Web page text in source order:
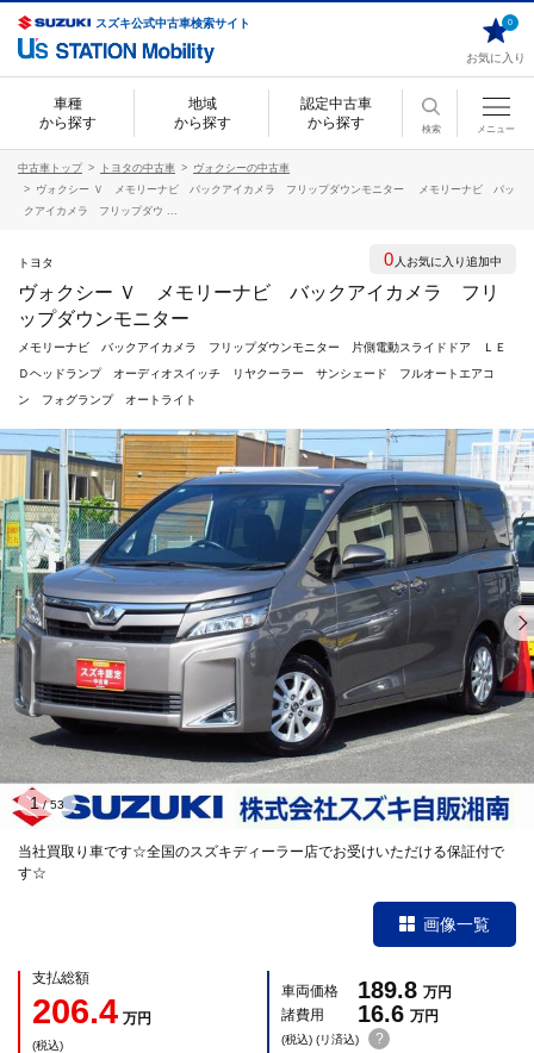
スズキ公式中古車検索サイト
お気に入り
0
車種
から探す
地域
から探す
認定中古車
から探す
検索 メニュー
中古車トップ トヨタの中古車
ヴォクシーの中古車
ヴォクシー Ｖ メモリーナビ バックアイカメラ フリップダウンモニター メモリーナビ バッ
クアイカメラ フリップダウ ...
トヨタ
ヴォクシー Ｖ メモリーナビ バックアイカメラ フリ
ップダウンモニター
メモリーナビ バックアイカメラ フリップダウンモニター 片側電動スライドドア ＬＥ
Ｄヘッドランプ オーディオスイッチ リヤクーラー サンシェード フルオートエアコ
ン フォグランプ オートライト
当社買取り車です☆全国のスズキディーラー店でお受けいただける保証付で
す☆
1/53
画像一覧
支払総額
206.4 万円
(税込)
車両価格 189.8 万円
諸費用
16.6 万円
(税込) (リ済込) ?
0 人お気に入り追加中